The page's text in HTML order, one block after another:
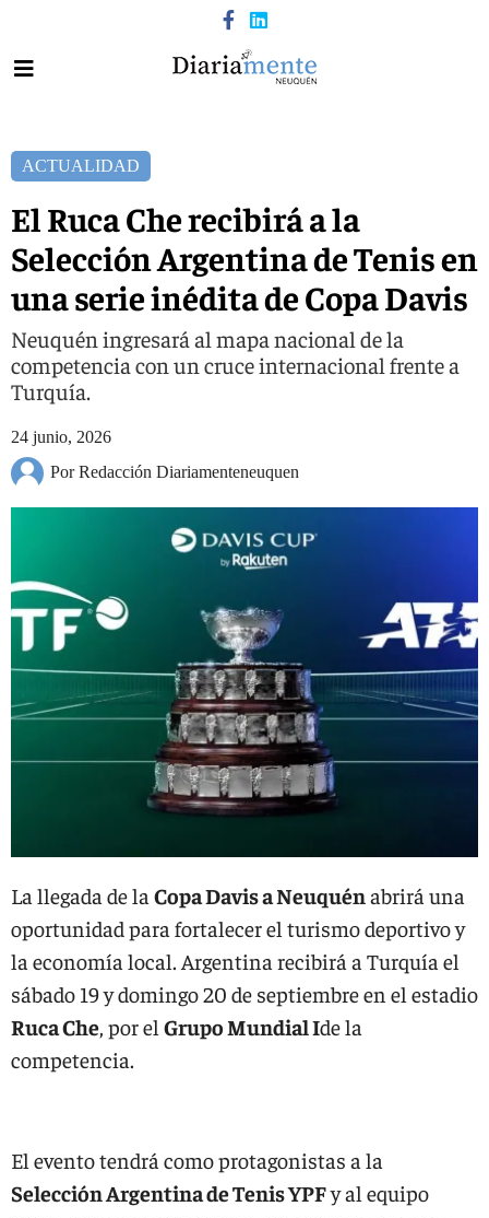
ACTUALIDAD
El Ruca Che recibirá a la
Selección Argentina de Tenis en
una serie inédita de Copa Davis
Neuquén ingresará al mapa nacional de la
competencia con un cruce internacional frente a
Turquía.
24 junio, 2026
Por Redacción Diariamenteneuquen
La llegada de la Copa Davis a Neuquénabrirá una
oportunidad para fortalecer el turismo deportivo y
la economía local. Argentina recibirá a Turquía el
sábado 19 y domingo 20 de septiembre en el estadio
Ruca Che, por el Grupo Mundial Ide la
competencia.
El evento tendrá como protagonistas a la
Selección Argentina de Tenis YPFy al equipo